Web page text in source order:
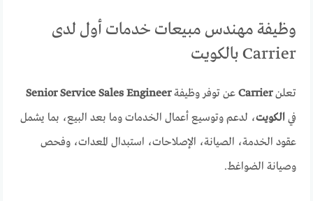
وظيفة مهندس مبيعات خدمات أول لدى
Carrier بالكويت
تعلنCarrier عن توفر وظيفةSenior Service Sales Engineer
فيالكويت، لدعم وتوسيع أعمال الخدمات وما بعد البيع، بما يشمل
عقود الخدمة، الصيانة، الإصلاحات، استبدال المعدات، وفحص
وصيانة الضواغط.